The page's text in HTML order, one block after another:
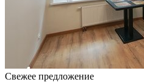
Свежее предложение